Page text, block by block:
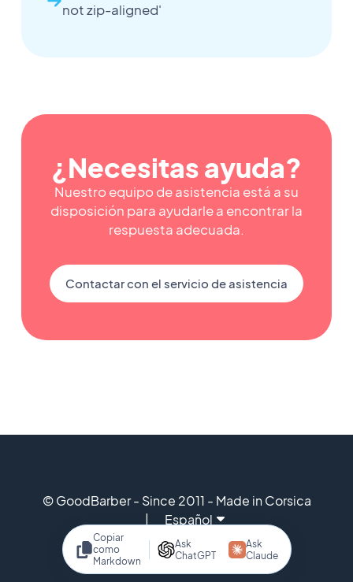
Copiar
como
Markdown
Ask
ChatGPT
Ask
Claude
not zip-aligned'
¿Necesitas ayuda?
Nuestro equipo de asistencia está a su
disposición para ayudarle a encontrar la
respuesta adecuada.
Contactar con el servicio de asistencia
© GoodBarber - Since 2011 - Made in Corsica
Español